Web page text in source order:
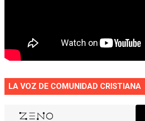
LA VOZ DE COMUNIDAD CRISTIANA